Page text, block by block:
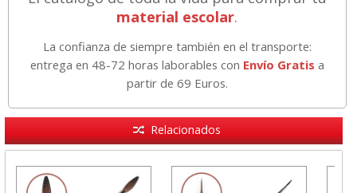
material escolar.
La confianza de siempre también en el transporte:
entrega en 48-72 horas laborables con Envío Gratis a
partir de 69 Euros.
Relacionados